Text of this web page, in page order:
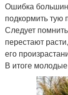
Ошибка
подкормить тую
Следует
перестают
его
В итоге